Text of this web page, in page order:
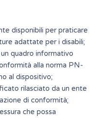
disponibili per praticare
adattate per i disabili;
quadro informativo
alla norma PN-
al dispositivo;
rilasciato da un ente
di conformità;
che possa